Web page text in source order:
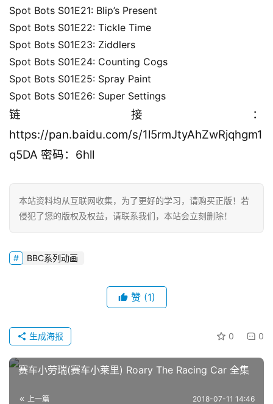
首
页
文
中
文
动
动
画
推
荐
登录 注册
Spot Bots S01E21: Blip’s Present
Spot Bots S01E22: Tickle Time
Spot Bots S01E23: Ziddlers
Spot Bots S01E24: Counting Cogs
Spot Bots S01E25: Spray Paint
Spot Bots S01E26: Super Settings
链接：
https://pan.baidu.com/s/1l5rmJtyAhZwRjqhgm1
q5DA 密码：6hll
本站资料均从互联网收集，为了更好的学习，请购买正版！若
侵犯了您的版权及权益，请联系我们，本站会立刻删除！
BBC系列动画
赞 (1)
0 0
生成海报
赛车小劳瑞(赛车小莱里) Roary The Racing Car 全集
上一篇 2018-07-11 14:46